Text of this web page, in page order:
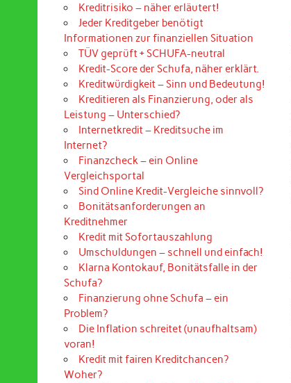
Kreditrisiko – näher erläutert!
Jeder Kreditgeber benötigt
Informationen zur finanziellen Situation
TÜV geprüft + SCHUFA-neutral
Kredit-Score der Schufa, näher erklärt.
Kreditwürdigkeit – Sinn und Bedeutung!
Kreditieren als Finanzierung, oder als
Leistung – Unterschied?
Internetkredit – Kreditsuche im
Internet?
Finanzcheck – ein Online
Vergleichsportal
Sind Online Kredit-Vergleiche sinnvoll?
Bonitätsanforderungen an
Kreditnehmer
Kredit mit Sofortauszahlung
Umschuldungen – schnell und einfach!
Klarna Kontokauf, Bonitätsfalle in der
Schufa?
Finanzierung ohne Schufa – ein
Problem?
Die Inflation schreitet (unaufhaltsam)
voran!
Kredit mit fairen Kreditchancen?
Woher?